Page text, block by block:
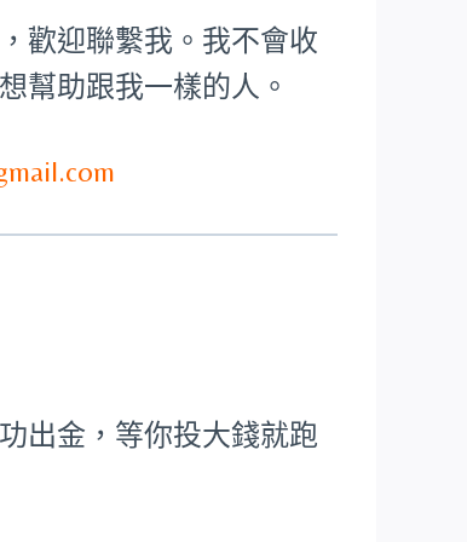
歡迎聯繫我。我不會收
幫助跟我一樣的人。
出金，等你投大錢就跑